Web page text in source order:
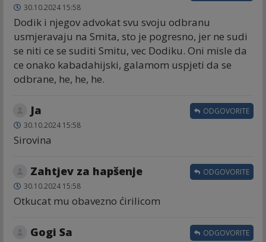
30.10.2024 15:58
Dodik i njegov advokat svu svoju odbranu
usmjeravaju na Smita, sto je pogresno, jer ne sudi
se niti ce se suditi Smitu, vec Dodiku. Oni misle da
ce onako kabadahijski, galamom uspjeti da se
odbrane, he, he, he.
Ja
30.10.2024 15:58
Sirovina
ODGOVORITE
Zahtjev za hapšenje
30.10.2024 15:58
Otkucat mu obavezno ćirilicom
ODGOVORITE
Gogi Sa ODGOVORITE